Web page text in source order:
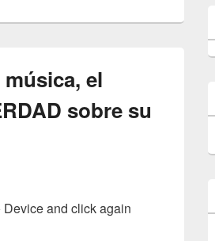
el
sobre su
and click again